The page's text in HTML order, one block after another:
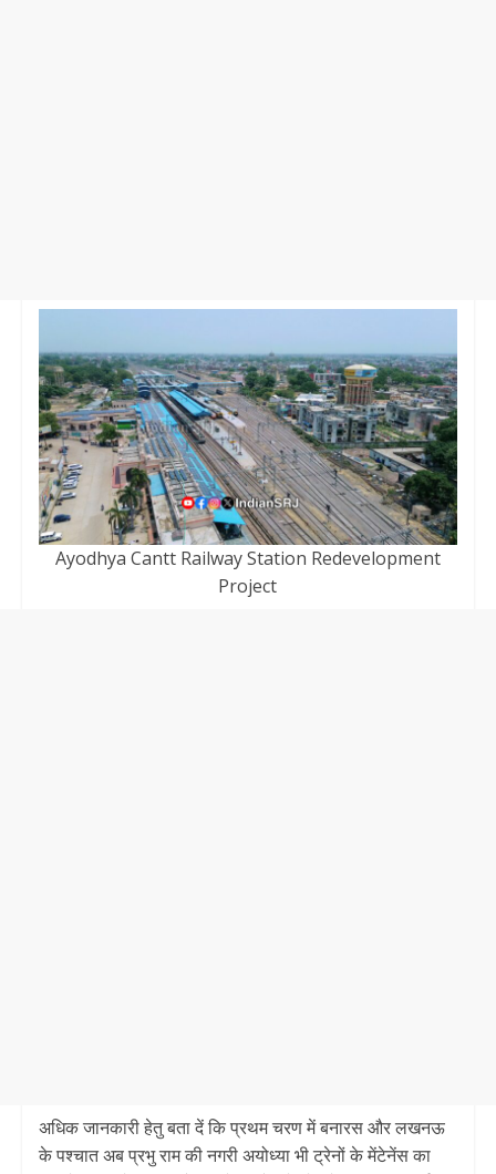
Ayodhya Cantt Railway Station Redevelopment
Project
अधिक जानकारी हेतु बता दें कि प्रथम चरण में बनारस और लखनऊ
के पश्चात अब प्रभु राम की नगरी अयोध्या भी ट्रेनों के मेंटेनेंस का